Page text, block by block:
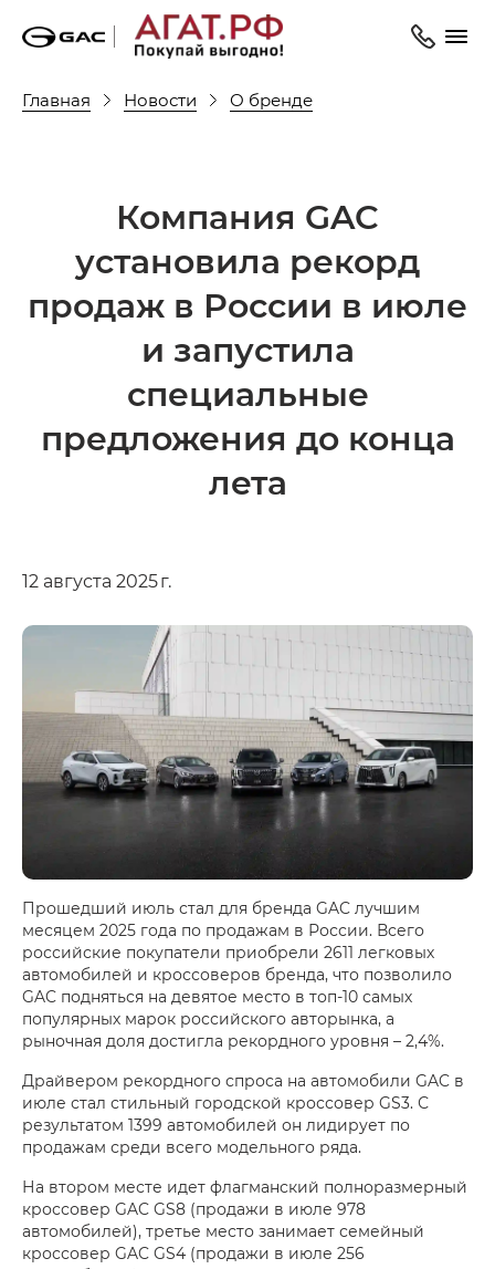
Главная Новости О бренде
Компания GAC
установила рекорд
продаж в России в июле
и запустила
специальные
предложения до конца
лета
12 августа 2025 г.
Прошедший июль стал для бренда GAC лучшим
месяцем 2025 года по продажам в России. Всего
российские покупатели приобрели 2611 легковых
автомобилей и кроссоверов бренда, что позволило
GAC подняться на девятое место в топ-10 самых
популярных марок российского авторынка, а
рыночная доля достигла рекордного уровня – 2,4%.
Драйвером рекордного спроса на автомобили GAC в
июле стал стильный городской кроссовер GS3. С
результатом 1399 автомобилей он лидирует по
продажам среди всего модельного ряда.
На втором месте идет флагманский полноразмерный
кроссовер GAC GS8 (продажи в июле 978
автомобилей), третье место занимает семейный
кроссовер GAC GS4 (продажи в июле 256